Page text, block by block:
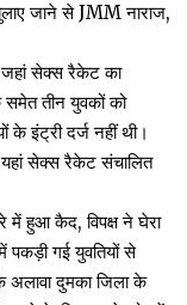
जाने से JMM नाराज,
जहां सेक्स रैकेट का
तीन युवकों को
के इंट्री दर्ज नहीं थी।
सेक्स रैकेट संचालित
में हुआ कैद, विपक्ष ने घेरा
पकड़ी गई युवतियों से
अलावा दुमका जिला के